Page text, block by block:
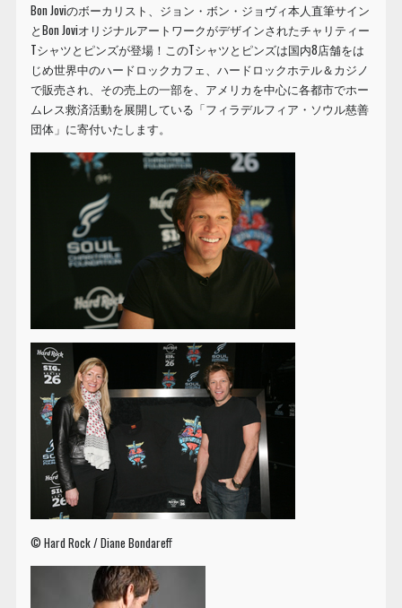
Bon Joviのボーカリスト、ジョン・ボン・ジョヴィ本人直筆サイン
とBon Joviオリジナルアートワークがデザインされたチャリティー
Tシャツとピンズが登場！このTシャツとピンズは国内8店舗をは
じめ世界中のハードロックカフェ、ハードロックホテル＆カジノ
で販売され、その売上の一部を、アメリカを中心に各都市でホー
ムレス救済活動を展開している「フィラデルフィア・ソウル慈善
団体」に寄付いたします。
© Hard Rock / Diane Bondareff